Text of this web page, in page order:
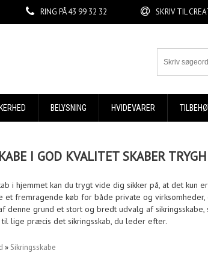
RING PÅ43 99 32 32 SKRIV TIL
BELYSNING HVIDEVARER
I GOD KVALITET SKABER
i hjemmet kan du trygt vide dig sikker på, at det
et fremragende køb for både private og
denne grund et stort og bredt udvalg af
lige præcis det sikringsskab, du leder efter.
» Sikringsskabe